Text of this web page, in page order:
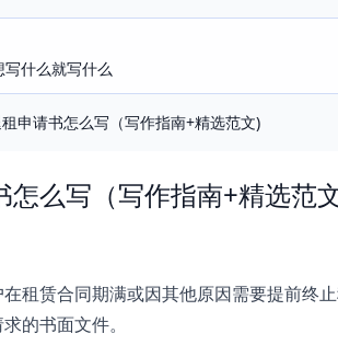
什么就写什么
申请书怎么写（写作指南+精选范文)
怎么写（写作指南+精选范
租赁合同期满或因其他原因需要提前终
的书面文件。